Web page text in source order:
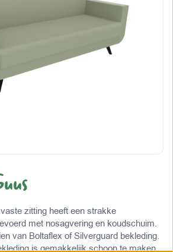
zitting heeft een strakke
met nosagvering en koudschuim.
van Boltaflex of Silverguard bekleding.
is gemakkelijk schoon te maken,